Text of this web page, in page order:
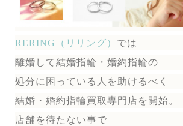
RERING（リリング） では
離婚して結婚指輪・婚約指輪の
処分に困っている人を助けるべく
結婚・婚約指輪買取専門店を開始。
店舗を待たない事で